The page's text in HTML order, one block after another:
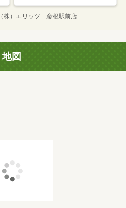
（株）エリッツ 彦根駅前店
地図